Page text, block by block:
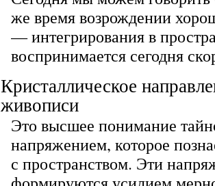
же время возрождении
— интегрирования в
воспринимается сегодня
Кристаллическое
живописи
Это высшее понимание
напряжением, которое
с пространством. Эти